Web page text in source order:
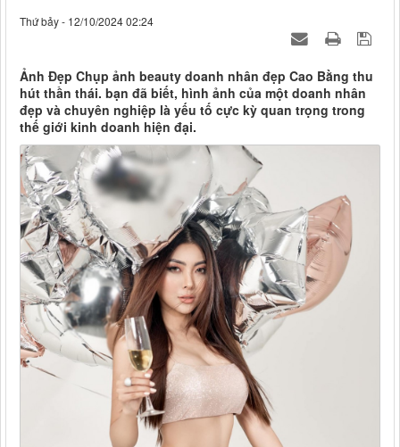
Thứ bảy - 12/10/2024 02:24
Ảnh Đẹp Chụp ảnh beauty doanh nhân đẹp Cao Bằng thu
hút thần thái. bạn đã biết, hình ảnh của một doanh nhân
đẹp và chuyên nghiệp là yếu tố cực kỳ quan trọng trong
thế giới kinh doanh hiện đại.